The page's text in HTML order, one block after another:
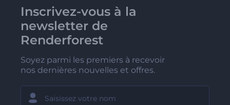
Inscrivez-vous à la
newsletter de
Renderforest
Soyez parmi les premiers à recevoir
nos dernières nouvelles et offres.